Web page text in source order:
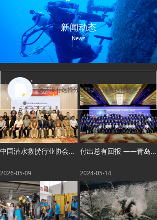
您还没有选择分类数据，请先选择数据
中国潜水救捞行业协会水下工程焊接 与切割技术专业委员会换届会议暨第二届第一次全体委员会议
2026-05-09
付出总有回报 ——青岛太平洋水下科技积极参与首届“CDSA潜水员日”纪念活动
2024-05-14
新闻动态
News